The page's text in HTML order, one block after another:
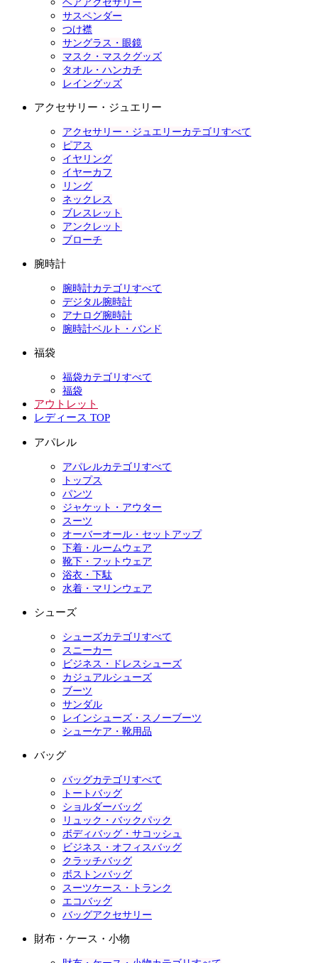
ヘアアクセサリー
サスペンダー
つけ襟
サングラス・眼鏡
マスク・マスクグッズ
タオル・ハンカチ
レイングッズ
アクセサリー・ジュエリー
アクセサリー・ジュエリーカテゴリすべて
ピアス
イヤリング
イヤーカフ
リング
ネックレス
ブレスレット
アンクレット
ブローチ
腕時計
腕時計カテゴリすべて
デジタル腕時計
アナログ腕時計
腕時計ベルト・バンド
福袋
福袋カテゴリすべて
福袋
アウトレット
レディース TOP
アパレル
アパレルカテゴリすべて
トップス
パンツ
ジャケット・アウター
スーツ
オーバーオール・セットアップ
下着・ルームウェア
靴下・フットウェア
浴衣・下駄
水着・マリンウェア
シューズ
シューズカテゴリすべて
スニーカー
ビジネス・ドレスシューズ
カジュアルシューズ
ブーツ
サンダル
レインシューズ・スノーブーツ
シューケア・靴用品
バッグ
バッグカテゴリすべて
トートバッグ
ショルダーバッグ
リュック・バックパック
ボディバッグ・サコッシュ
ビジネス・オフィスバッグ
クラッチバッグ
ボストンバッグ
スーツケース・トランク
エコバッグ
バッグアクセサリー
財布・ケース・小物